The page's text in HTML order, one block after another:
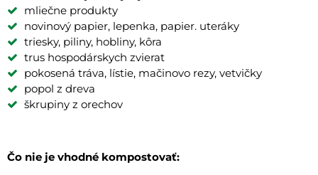
mliečne produkty
novinový papier, lepenka, papier. uteráky
triesky, piliny, hobliny, kôra
trus hospodárskych zvierat
pokosená tráva, lístie, mačinovo rezy, vetvičky
popol z dreva
škrupiny z orechov
Čo nie je vhodné kompostovať: